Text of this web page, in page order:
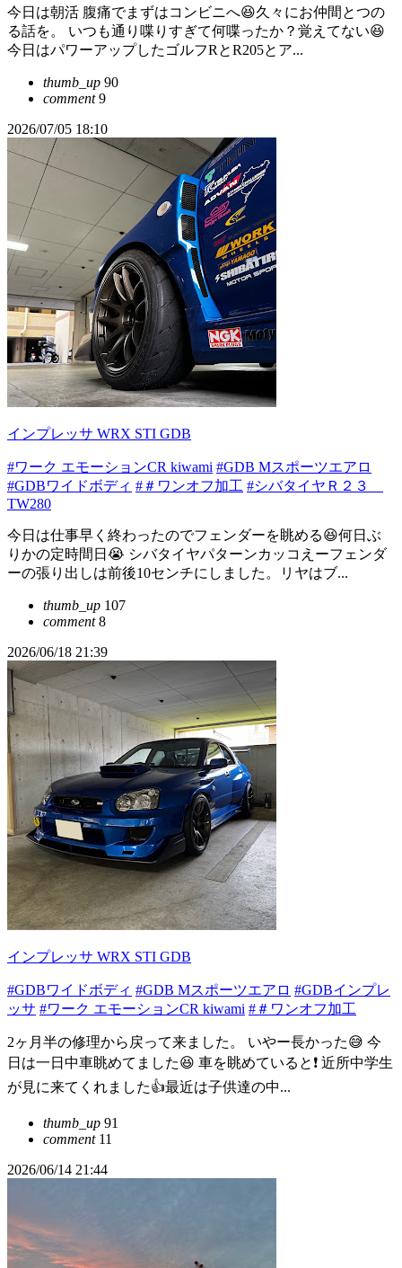
今日は朝活 腹痛でまずはコンビニへ😆久々にお仲間とつの
る話を。 いつも通り喋りすぎて何喋ったか？覚えてない😆
今日はパワーアップしたゴルフRとR205とア...
thumb_up 90
comment9
2026/07/05 18:10
インプレッサ WRX STI GDB
#ワーク エモーションCR kiwami #GDB Mスポーツエアロ
#GDBワイドボディ #＃ワンオフ加工 #シバタイヤＲ２３
TW280
今日は仕事早く終わったのでフェンダーを眺める😆何日ぶ
りかの定時間日😭 シバタイヤパターンカッコえーフェンダ
ーの張り出しは前後10センチにしました。リヤはブ...
thumb_up 107
comment8
2026/06/18 21:39
インプレッサ WRX STI GDB
#GDBワイドボディ #GDB Mスポーツエアロ #GDBインプレ
ッサ #ワーク エモーションCR kiwami #＃ワンオフ加工
2ヶ月半の修理から戻って来ました。 いやー長かった😅 今
日は一日中車眺めてました😆 車を眺めていると❗️ 近所中学生
が見に来てくれました👍最近は子供達の中...
thumb_up 91
comment11
2026/06/14 21:44